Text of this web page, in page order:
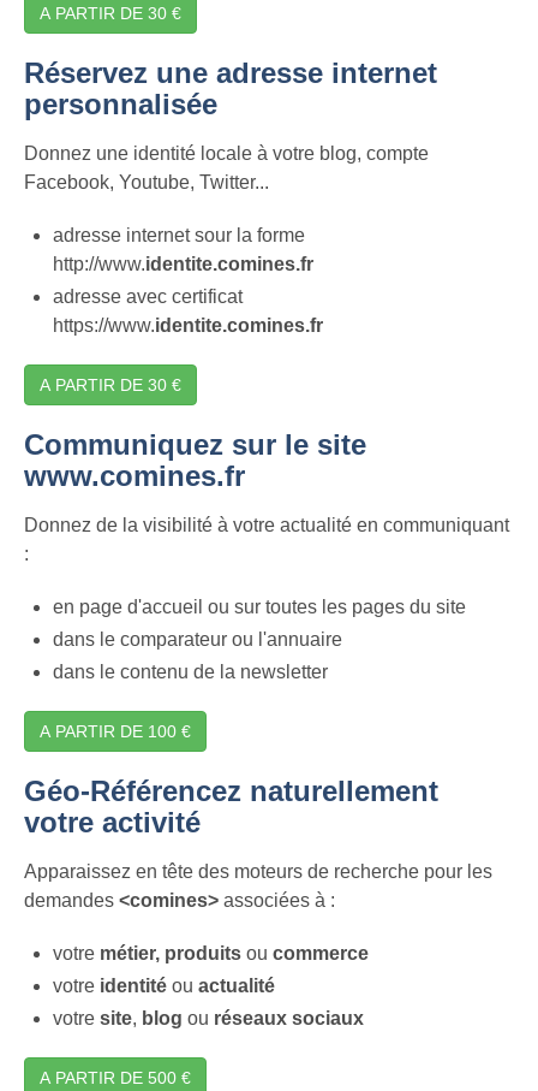
A PARTIR DE 30 €
Réservez une adresse internet
personnalisée
Donnez une identité locale à votre blog, compte
Facebook, Youtube, Twitter...
adresse internet sour la forme
http://www.identite.comines.fr
adresse avec certificat
https://www.identite.comines.fr
A PARTIR DE 30 €
Communiquez sur le site
www.comines.fr
Donnez de la visibilité à votre actualité en communiquant
:
en page d'accueil ou sur toutes les pages du site
dans le comparateur ou l'annuaire
dans le contenu de la newsletter
A PARTIR DE 100 €
Géo-Référencez naturellement
votre activité
Apparaissez en tête des moteurs de recherche pour les
demandes <comines> associées à :
votre métier, produits ou commerce
votre identité ou actualité
votre site, blog ou réseaux sociaux
A PARTIR DE 500 €